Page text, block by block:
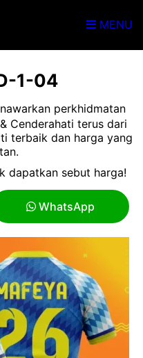
MENU
1-04
perkhidmatan
Cenderahati terus dari
terbaik dan harga yang
dapatkan sebut harga!
WhatsApp